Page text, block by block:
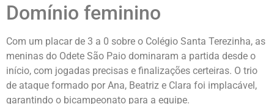
Domínio feminino
Com um placar de 3 a 0 sobre o Colégio Santa Terezinha, as
meninas do Odete São Paio dominaram a partida desde o
início, com jogadas precisas e finalizações certeiras. O trio
de ataque formado por Ana, Beatriz e Clara foi implacável,
garantindo o bicampeonato para a equipe.